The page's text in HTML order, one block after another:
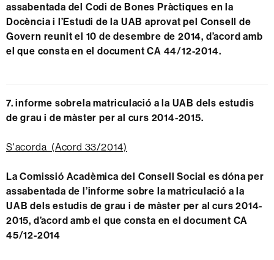
assabentada del Codi de BonesPràctiques en la
Docència i l’Estudi de la UAB aprovat pel Consell de
Govern reunit el 10 de desembre de 2014, d’acord amb
el que consta en el document CA 44/12-2014.
7. informe sobrela matriculació a la UAB dels estudis
de grau i de màster per al curs 2014-2015.
S'acorda (Acord 33/2014)
La Comissió Acadèmica del Consell Social es dóna per
assabentada de l’informe sobre la matriculació a la
UAB dels estudis de grau i de màster per al curs 2014-
2015, d’acord amb el que consta en el document CA
45/12-2014